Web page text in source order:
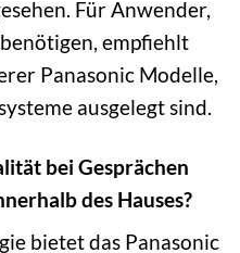
Für Anwender,
empfiehlt
Panasonic Modelle,
ausgelegt sind.
bei Gesprächen
des Hauses?
bietet das Panasonic